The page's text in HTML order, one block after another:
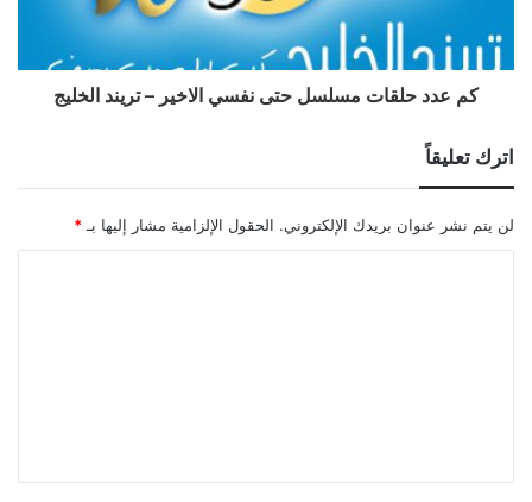
كم عدد حلقات مسلسل حتى نفسي الاخير – تريند الخليج
اترك تعليقاً
لن يتم نشر عنوان بريدك الإلكتروني. الحقول الإلزامية مشار إليها بـ *
ق